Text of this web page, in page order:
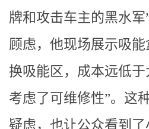
牌和攻击车主的黑水
顾虑，他现场展示吸
换吸能区，成本远低
考虑了可维修性”。这
疑虑，也让公众看到